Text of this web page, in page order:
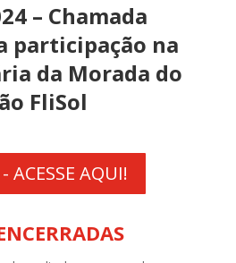
– Chamada
participação na
da Morada do
FliSol
ACESSE AQUI!